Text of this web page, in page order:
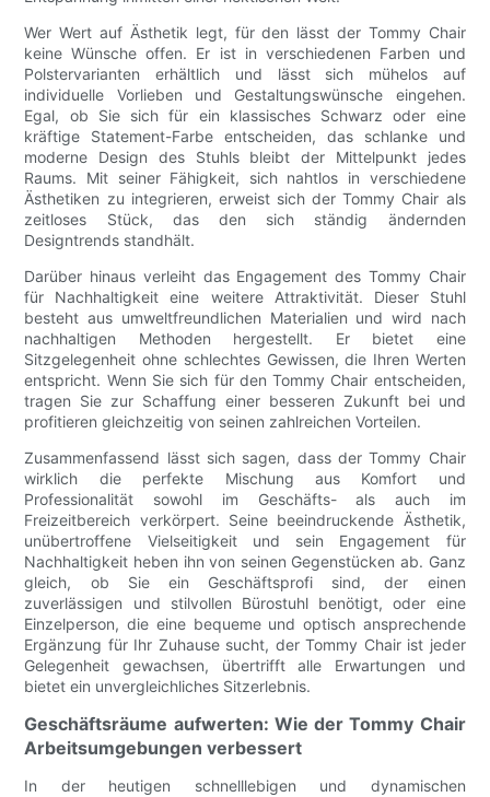
Wer Wert auf Ästhetik legt, für den lässt der Tommy Chair
keine Wünsche offen. Er ist in verschiedenen Farben und
Polstervarianten erhältlich und lässt sich mühelos auf
individuelle Vorlieben und Gestaltungswünsche eingehen.
Egal, ob Sie sich für ein klassisches Schwarz oder eine
kräftige Statement-Farbe entscheiden, das schlanke und
moderne Design des Stuhls bleibt der Mittelpunkt jedes
Raums. Mit seiner Fähigkeit, sich nahtlos in verschiedene
Ästhetiken zu integrieren, erweist sich der Tommy Chair als
zeitloses Stück, das den sich ständig ändernden
Designtrends standhält.
Darüber hinaus verleiht das Engagement des Tommy Chair
für Nachhaltigkeit eine weitere Attraktivität. Dieser Stuhl
besteht aus umweltfreundlichen Materialien und wird nach
nachhaltigen Methoden hergestellt. Er bietet eine
Sitzgelegenheit ohne schlechtes Gewissen, die Ihren Werten
entspricht. Wenn Sie sich für den Tommy Chair entscheiden,
tragen Sie zur Schaffung einer besseren Zukunft bei und
profitieren gleichzeitig von seinen zahlreichen Vorteilen.
Zusammenfassend lässt sich sagen, dass der Tommy Chair
wirklich die perfekte Mischung aus Komfort und
Professionalität sowohl im Geschäfts- als auch im
Freizeitbereich verkörpert. Seine beeindruckende Ästhetik,
unübertroffene Vielseitigkeit und sein Engagement für
Nachhaltigkeit heben ihn von seinen Gegenstücken ab. Ganz
gleich, ob Sie ein Geschäftsprofi sind, der einen
zuverlässigen und stilvollen Bürostuhl benötigt, oder eine
Einzelperson, die eine bequeme und optisch ansprechende
Ergänzung für Ihr Zuhause sucht, der Tommy Chair ist jeder
Gelegenheit gewachsen, übertrifft alle Erwartungen und
bietet ein unvergleichliches Sitzerlebnis.
Geschäftsräume aufwerten: Wie der Tommy Chair
Arbeitsumgebungen verbessert
In der heutigen schnelllebigen und dynamischen